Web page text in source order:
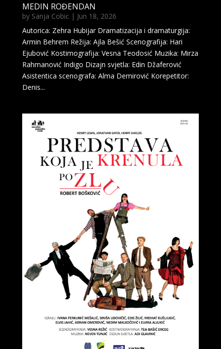
MEDIN ROĐENDAN
by Sanja Cobic| Jun 18, 2026
Autorica: Zehra Hubijar Dramatizacija i dramaturgija:
Armin Behrem Režija: Ajla Bešić Scenografija: Hari
Ejubović Kostimografija: Vesna Teodosić Muzika: Mirza
Rahmanović Indigo Dizajn svjetla: Edin Džaferović
Asistentica scenografa: Alma Demirović Korepetitor:
Denis...